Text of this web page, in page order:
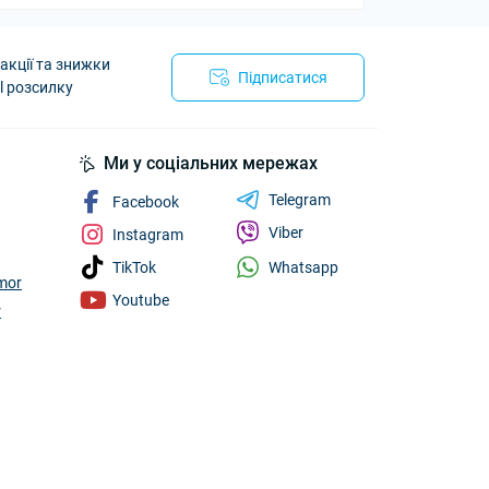
технологій, заснований у 1995 році.
до електромобілів і гібридів
та займає провідні позиції на
своєму авто додатковий захист.
та знижки
розсилку
Підписатися
Ми у соціальних мережах
Facebook
Instagram
TikTok
Youtube
Telegram
Viber
Whatsapp